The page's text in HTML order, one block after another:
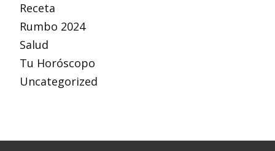
Receta
Rumbo 2024
Salud
Tu Horóscopo
Uncategorized